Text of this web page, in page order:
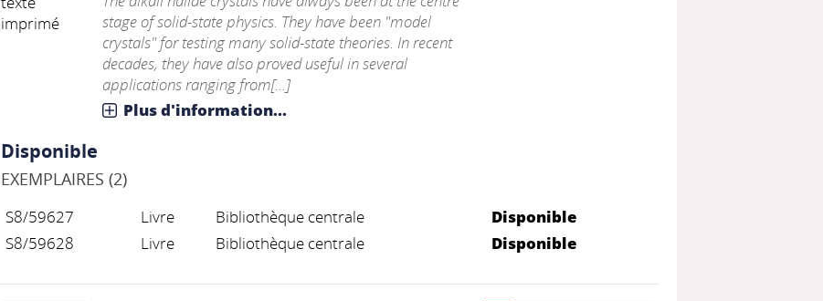
imprimé
stage of solid-state physics. They have been "model
crystals" for testing many solid-state theories. In recent
decades, they have also proved useful in several
applications ranging from[...]
Plus d'information...
Disponible
EXEMPLAIRES (2)
S8/59627 Livre Bibliothèque centrale
Disponible
S8/59628
Livre Bibliothèque centrale Disponible